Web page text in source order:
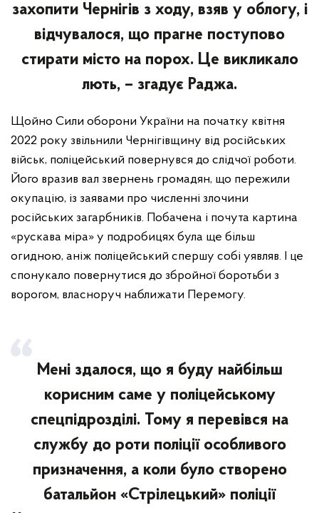
захопити Чернігів з ходу, взяв у облогу, і
відчувалося, що прагне поступово
стирати місто на порох. Це викликало
лють, – згадує Раджа.
Щойно Сили оборони України на початку квітня
2022 року звільнили Чернігівщину від російських
військ, поліцейський повернувся до слідчої роботи.
Його вразив вал звернень громадян, що пережили
окупацію, із заявами про численні злочини
російських загарбників. Побачена і почута картина
«рускава міра» у подробицях була ще більш
огидною, аніж поліцейський спершу собі уявляв. І це
спонукало повернутися до збройної боротьби з
ворогом, власноруч наближати Перемогу.
Мені здалося, що я буду найбільш
корисним саме у поліцейському
спецпідрозділі. Тому я перевівся на
службу до роти поліції особливого
призначення, а коли було створено
батальйон «Стрілецький» поліції